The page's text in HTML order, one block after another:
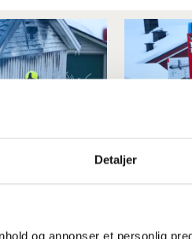
Detaljer
og annonser et personlig
–